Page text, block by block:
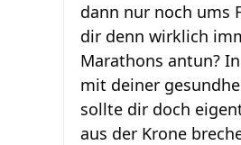
dann nur noch ums
dir denn wirklich
Marathons antun?
mit deiner
sollte dir doch
aus der Krone